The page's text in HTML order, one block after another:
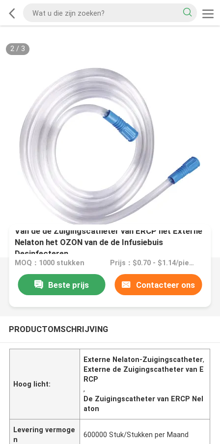
2/ 3
Van de de Zuigingscatheter van ERCP het Externe
Nelaton het OZON van de de Infusiebuis
Desinfecteren
MOQ：1000 stukken Prijs：$0.70 - $1.14/pieces
Beste prijs Contacteer ons
PRODUCTOMSCHRIJVING
Hoog licht:
Externe Nelaton-Zuigingscatheter,
Externe de Zuigingscatheter van E
RCP
,
De Zuigingscatheter van ERCP Nel
aton
Levering vermoge
n
600000 Stuk/Stukken per Maand